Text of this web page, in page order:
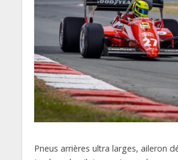
Pneus arrières ultra larges, aileron